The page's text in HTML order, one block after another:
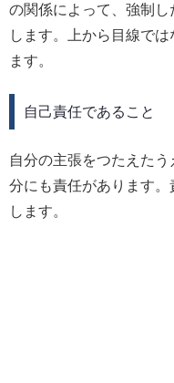
の関係によって、強制
します。上から目線で
ます。
自己責任であること
自分の主張をつたえた
分にも責任があります
します。